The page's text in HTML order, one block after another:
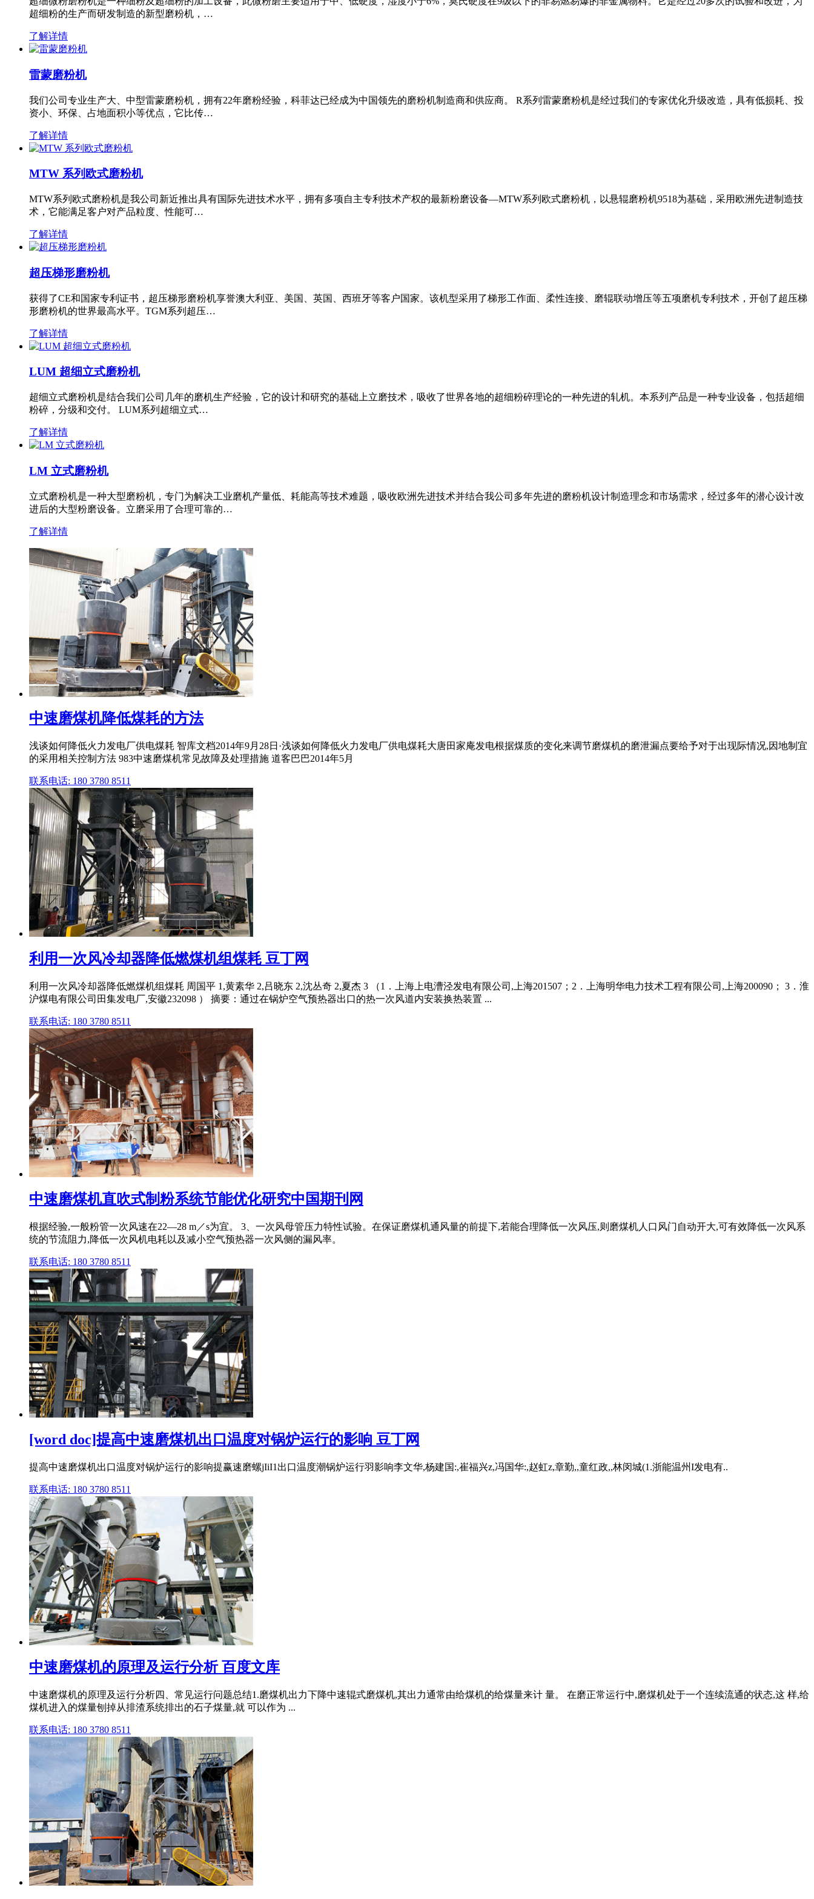
超细粉的生产而研发制造的新型磨粉机，…
了解详情
雷蒙磨粉机
我们公司专业生产大、中型雷蒙磨粉机，拥有22年磨粉经验，科菲达已经成为中国领先的磨粉机制造商和供应商。 R系列雷蒙磨粉机是经过我们的专家优化升级改造，具有低损耗、投
资小、环保、占地面积小等优点，它比传…
了解详情
MTW 系列欧式磨粉机
MTW系列欧式磨粉机是我公司新近推出具有国际先进技术水平，拥有多项自主专利技术产权的最新粉磨设备—MTW系列欧式磨粉机，以悬辊磨粉机9518为基础，采用欧洲先进制造技
术，它能满足客户对产品粒度、性能可…
了解详情
超压梯形磨粉机
获得了CE和国家专利证书，超压梯形磨粉机享誉澳大利亚、美国、英国、西班牙等客户国家。该机型采用了梯形工作面、柔性连接、磨辊联动增压等五项磨机专利技术，开创了超压梯
形磨粉机的世界最高水平。TGM系列超压…
了解详情
LUM 超细立式磨粉机
超细立式磨粉机是结合我们公司几年的磨机生产经验，它的设计和研究的基础上立磨技术，吸收了世界各地的超细粉碎理论的一种先进的轧机。本系列产品是一种专业设备，包括超细
粉碎，分级和交付。 LUM系列超细立式…
了解详情
LM 立式磨粉机
立式磨粉机是一种大型磨粉机，专门为解决工业磨机产量低、耗能高等技术难题，吸收欧洲先进技术并结合我公司多年先进的磨粉机设计制造理念和市场需求，经过多年的潜心设计改
进后的大型粉磨设备。立磨采用了合理可靠的…
了解详情
中速磨煤机降低煤耗的方法
浅谈如何降低火力发电厂供电煤耗 智库文档2014年9月28日·浅谈如何降低火力发电厂供电煤耗大唐田家庵发电根据煤质的变化来调节磨煤机的磨泄漏点要给予对于出现际情况,因地制宜
的采用相关控制方法 983中速磨煤机常见故障及处理措施 道客巴巴2014年5月
联系电话: 180 3780 8511
利用一次风冷却器降低燃煤机组煤耗 豆丁网
利用一次风冷却器降低燃煤机组煤耗 周国平 1,黄素华 2,吕晓东 2,沈丛奇 2,夏杰 3 （1．上海上电漕泾发电有限公司,上海201507；2．上海明华电力技术工程有限公司,上海200090； 3．淮
沪煤电有限公司田集发电厂,安徽232098 ） 摘要：通过在锅炉空气预热器出口的热一次风道内安装换热装置 ...
联系电话: 180 3780 8511
中速磨煤机直吹式制粉系统节能优化研究中国期刊网
根据经验,一般粉管一次风速在22—28 m／s为宜。 3、一次风母管压力特性试验。在保证磨煤机通风量的前提下,若能合理降低一次风压,则磨煤机人口风门自动开大,可有效降低一次风系
统的节流阻力,降低一次风机电耗以及减小空气预热器一次风侧的漏风率。
联系电话: 180 3780 8511
[word doc]提高中速磨煤机出口温度对锅炉运行的影响 豆丁网
提高中速磨煤机出口温度对锅炉运行的影响提赢速磨螺jIiI1出口温度潮锅炉运行羽影响李文华,杨建国:,崔福兴z,冯国华:,赵虹z,章勤,,童红政,,林闵城(1.浙能温州I发电有..
联系电话: 180 3780 8511
中速磨煤机的原理及运行分析 百度文库
中速磨煤机的原理及运行分析四、常见运行问题总结1.磨煤机出力下降中速辊式磨煤机,其出力通常由给煤机的给煤量来计 量。 在磨正常运行中,磨煤机处于一个连续流通的状态,这 样,给
煤机进入的煤量刨掉从排渣系统排出的石子煤量,就 可以作为 ...
联系电话: 180 3780 8511